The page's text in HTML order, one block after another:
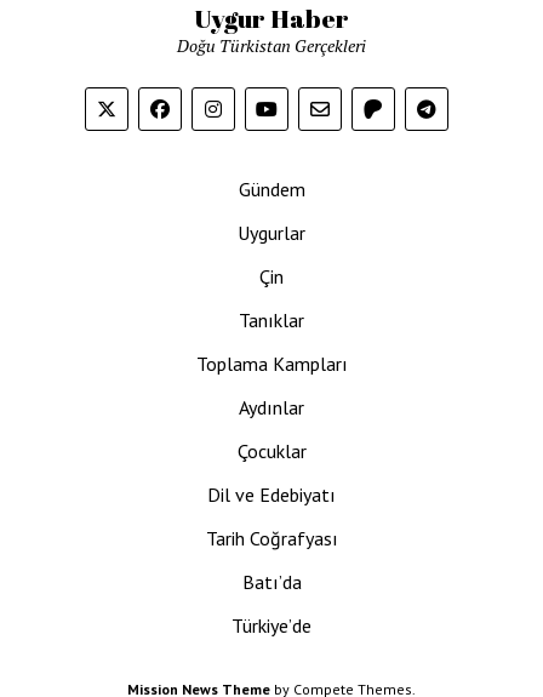
Uygur Haber
Doğu Türkistan Gerçekleri
Gündem
Uygurlar
Çin
Tanıklar
Toplama Kampları
Aydınlar
Çocuklar
Dil ve Edebiyatı
Tarih Coğrafyası
Batı’da
Türkiye’de
Mission News Theme by Compete Themes.